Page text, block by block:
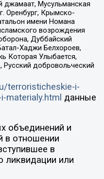
джамаат, Мусульманская
Оренбург, Крымско-
имени Номана
возрождения
Дуббайский
Хаджи Белхороев,
Которая Улыбается,
добровольческий
terroristicheskie-i-
materialy.html данные
объединений и
в отношении
в
ликвидации или